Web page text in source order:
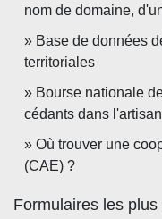
nom de domaine,
Base de données
territoriales
Bourse nationale
cédants dans
Où trouver une
(CAE) ?
Formulaires les